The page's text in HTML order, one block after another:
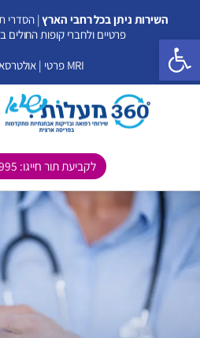
השירות ניתן בכל רחבי הארץ| הסדרי
פרטיים ולחברי קופות החולים
MRI פרטי |
לקביעת תור חייגו: 072-3719995
פתח סרגל נגישות